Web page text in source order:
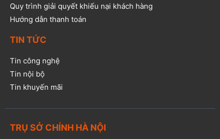
Quy trình giải quyết khiếu nại khách hàng
Hướng dẫn thanh toán
TIN TỨC
Tin công nghệ
Tin nội bộ
Tin khuyến mãi
TRỤ SỞ CHÍNH HÀ NỘI